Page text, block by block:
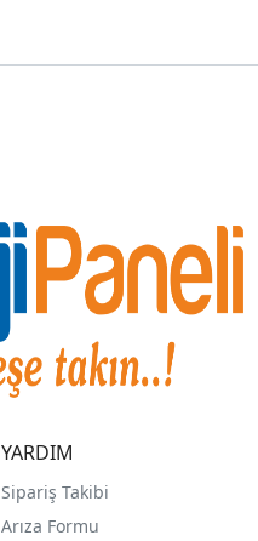
YARDIM
Sipariş Takibi
Arıza Formu